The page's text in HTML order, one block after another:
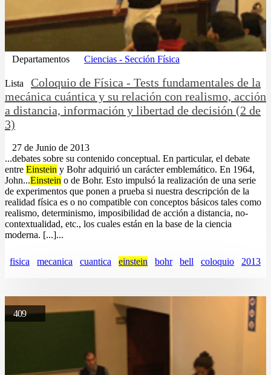
Departamentos Ciencias - Sección Física
Lista
Coloquio de Física - Tests fundamentales de la
mecánica cuántica y su relación con realismo, acción
a distancia, información y libertad de decisión (2 de
3)
27 de Junio de 2013
...debates sobre su contenido conceptual. En particular, el debate
entre Einstein y Bohr adquirió un carácter emblemático. En 1964,
John...Einstein o de Bohr. Esto impulsó la realización de una serie
de experimentos que ponen a prueba si nuestra descripción de la
realidad física es o no compatible con conceptos básicos tales como
realismo, determinismo, imposibilidad de acción a distancia, no-
contextualidad, etc., los cuales están en la base de la ciencia
moderna. [...]...
fisica mecanica cuantica einstein bohr bell coloquio 2013
409